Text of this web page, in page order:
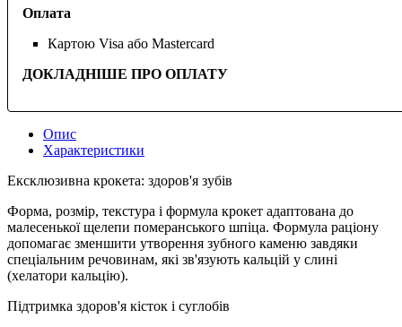
Оплата
Картою Visa або Mastercard
ДОКЛАДНІШЕ ПРО ОПЛАТУ
Опис
Характеристики
Ексклюзивна крокета: здоров'я зубів
Форма, розмір, текстура і формула крокет адаптована до
малесенької щелепи померанського шпіца. Формула раціону
допомагає зменшити утворення зубного каменю завдяки
спеціальним речовинам, які зв'язують кальцій у слині
(хелатори кальцію).
Підтримка здоров'я кісток і суглобів